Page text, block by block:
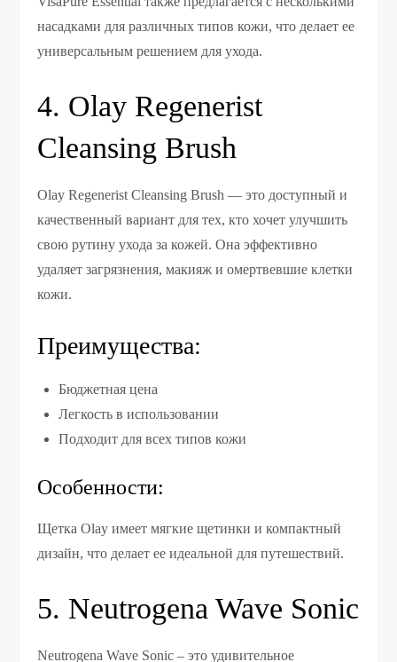
насадками для различных типов кожи, что делает ее
универсальным решением для ухода.
4. Olay Regenerist
Cleansing Brush
Olay Regenerist Cleansing Brush — это доступный и
качественный вариант для тех, кто хочет улучшить
свою рутину ухода за кожей. Она эффективно
удаляет загрязнения, макияж и омертвевшие клетки
кожи.
Преимущества:
Бюджетная цена
Легкость в использовании
Подходит для всех типов кожи
Особенности:
Щетка Olay имеет мягкие щетинки и компактный
дизайн, что делает ее идеальной для путешествий.
5. Neutrogena Wave Sonic
Neutrogena Wave Sonic – это удивительное